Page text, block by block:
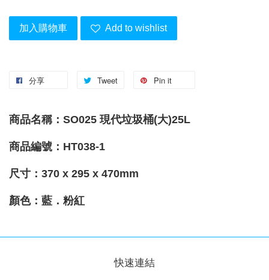
加入購物車 Add to wishlist
分享 Tweet Pin it
商品名稱： SO025 現代垃圾桶(大)25L
商品編號：HT038-1
尺寸：370 x 295 x 470mm
顏色：藍．粉紅
快速連結